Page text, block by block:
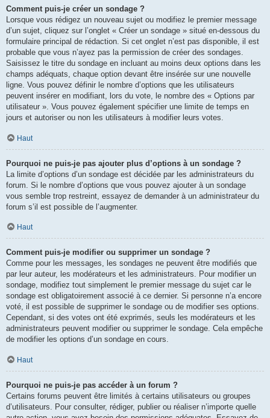
Comment puis-je créer un sondage ?
Lorsque vous rédigez un nouveau sujet ou modifiez le premier message
d’un sujet, cliquez sur l’onglet « Créer un sondage » situé en-dessous du
formulaire principal de rédaction. Si cet onglet n’est pas disponible, il est
probable que vous n’ayez pas la permission de créer des sondages.
Saisissez le titre du sondage en incluant au moins deux options dans les
champs adéquats, chaque option devant être insérée sur une nouvelle
ligne. Vous pouvez définir le nombre d’options que les utilisateurs
peuvent insérer en modifiant, lors du vote, le nombre des « Options par
utilisateur ». Vous pouvez également spécifier une limite de temps en
jours et autoriser ou non les utilisateurs à modifier leurs votes.
Haut
Pourquoi ne puis-je pas ajouter plus d’options à un sondage ?
La limite d’options d’un sondage est décidée par les administrateurs du
forum. Si le nombre d’options que vous pouvez ajouter à un sondage
vous semble trop restreint, essayez de demander à un administrateur du
forum s’il est possible de l’augmenter.
Haut
Comment puis-je modifier ou supprimer un sondage ?
Comme pour les messages, les sondages ne peuvent être modifiés que
par leur auteur, les modérateurs et les administrateurs. Pour modifier un
sondage, modifiez tout simplement le premier message du sujet car le
sondage est obligatoirement associé à ce dernier. Si personne n’a encore
voté, il est possible de supprimer le sondage ou de modifier ses options.
Cependant, si des votes ont été exprimés, seuls les modérateurs et les
administrateurs peuvent modifier ou supprimer le sondage. Cela empêche
de modifier les options d’un sondage en cours.
Haut
Pourquoi ne puis-je pas accéder à un forum ?
Certains forums peuvent être limités à certains utilisateurs ou groupes
d’utilisateurs. Pour consulter, rédiger, publier ou réaliser n’importe quelle